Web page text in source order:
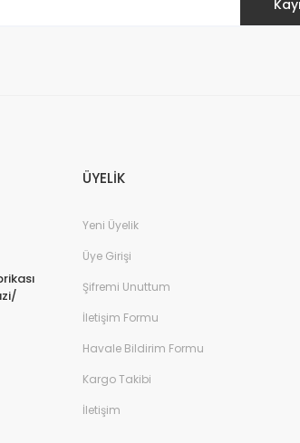
ÜYELİK
Yeni Üyelik
Üye Girişi
Şifremi Unuttum
İletişim Formu
Havale Bildirim Formu
Kargo Takibi
İletişim